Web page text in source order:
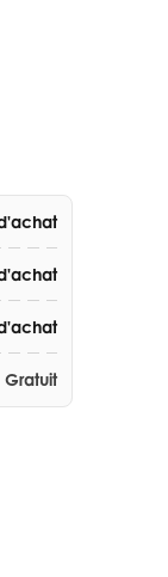
Gratuit